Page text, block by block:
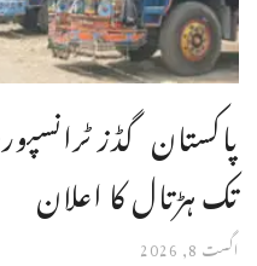
پاکستان گڈز
تک ہڑتال کا اعلان
اگست 8, 2026